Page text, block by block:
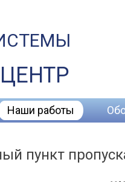
Наши работы
пункт